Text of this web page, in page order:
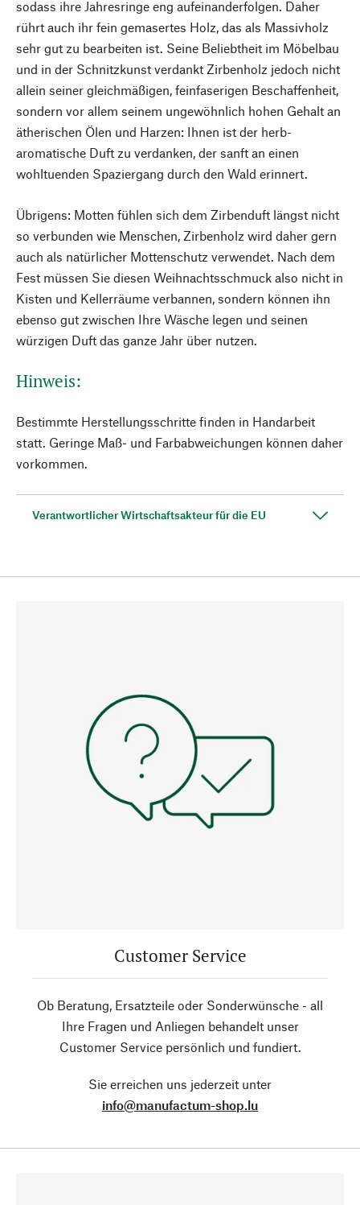
sodass ihre Jahresringe eng aufeinanderfolgen. Daher
rührt auch ihr fein gemasertes Holz, das als Massivholz
sehr gut zu bearbeiten ist. Seine Beliebtheit im Möbelbau
und in der Schnitzkunst verdankt Zirbenholz jedoch nicht
allein seiner gleichmäßigen, feinfaserigen Beschaffenheit,
sondern vor allem seinem ungewöhnlich hohen Gehalt an
ätherischen Ölen und Harzen: Ihnen ist der herb-
aromatische Duft zu verdanken, der sanft an einen
wohltuenden Spaziergang durch den Wald erinnert.
Übrigens: Motten fühlen sich dem Zirbenduft längst nicht
so verbunden wie Menschen, Zirbenholz wird daher gern
auch als natürlicher Mottenschutz verwendet. Nach dem
Fest müssen Sie diesen Weihnachtsschmuck also nicht in
Kisten und Kellerräume verbannen, sondern können ihn
ebenso gut zwischen Ihre Wäsche legen und seinen
würzigen Duft das ganze Jahr über nutzen.
Hinweis:
Bestimmte Herstellungsschritte finden in Handarbeit
statt. Geringe Maß- und Farbabweichungen können daher
vorkommen.
Verantwortlicher Wirtschaftsakteur für die EU
Customer Service
Ob Beratung, Ersatzteile oder Sonderwünsche - all
Ihre Fragen und Anliegen behandelt unser
Customer Service persönlich und fundiert.
Sie erreichen uns jederzeit unter
info@manufactum-shop.lu